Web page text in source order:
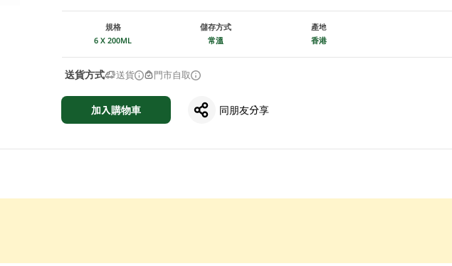
規格
6 X 200ML
儲存方式
常溫
產地
香港
送貨方式 送貨 門市自取
加入購物車 同朋友分享